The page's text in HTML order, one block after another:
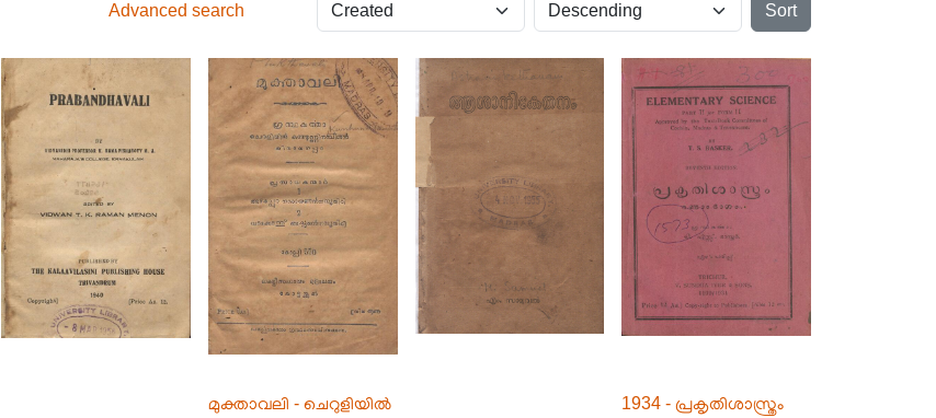
Advanced search Sort
മുക്താവലി - ചെറുളിയിൽ
1934 - പ്രകൃതിശാസ്ത്രം